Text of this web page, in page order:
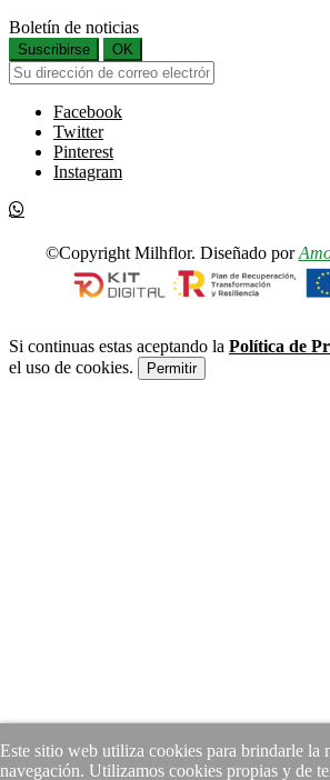
Este sitio web utiliza cookies para brindarle la
navegación. Utilizamos cookies propias y de
Boletín de noticias
Suscribirse OK
Facebook
Twitter
Pinterest
Instagram
©Copyright Milhflor. Diseñado por
Si continuas estas aceptando la Política de
el uso de cookies.
Permitir